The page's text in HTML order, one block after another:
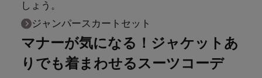
しょう。
ジャンパースカートセット
マナーが気になる！ジャケットあ
りでも着まわせるスーツコーデ